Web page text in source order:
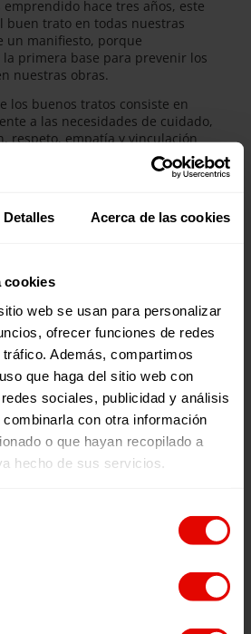
Detalles Acerca de las cookies
cookies
web se usan para personalizar
ofrecer funciones de redes
Además, compartimos
que haga del sitio web con
sociales, publicidad y análisis
con otra información
o que hayan recopilado a
hecho de sus servicios.
hace tres años, este
buen trato en todas nuestras
un manifiesto, porque
primera base para prevenir los
nuestras obras.
los buenos tratos consiste en
a las necesidades de cuidado,
respeto, empatía y vinculación
lema de este primer 1 de
TE-Cuido, NOS-Cuidamos”.
Noticia
LA EDUCACIÓN COMO